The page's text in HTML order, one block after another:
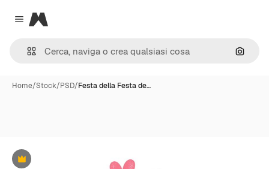
Close menu
Magnific
Cerca
Home/Stock/PSD/Festa della Festa de…
Premium